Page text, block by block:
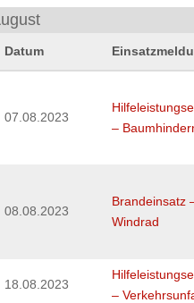
Datum
07.08.2023
–
08.08.2023
Brandeinsatz
Windrad
18.08.2023
–